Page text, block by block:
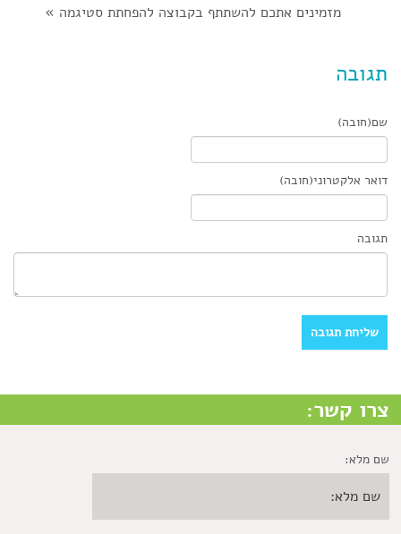
מזמינים אתכם להשתתף בקבוצה להפחתת סטיגמה»
תגובה
שם(חובה)
דואר אלקטרוני(חובה)
תגובה
צרו קשר:
שם מלא: